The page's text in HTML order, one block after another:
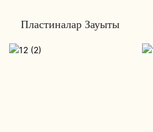
Пластиналар Зауыты